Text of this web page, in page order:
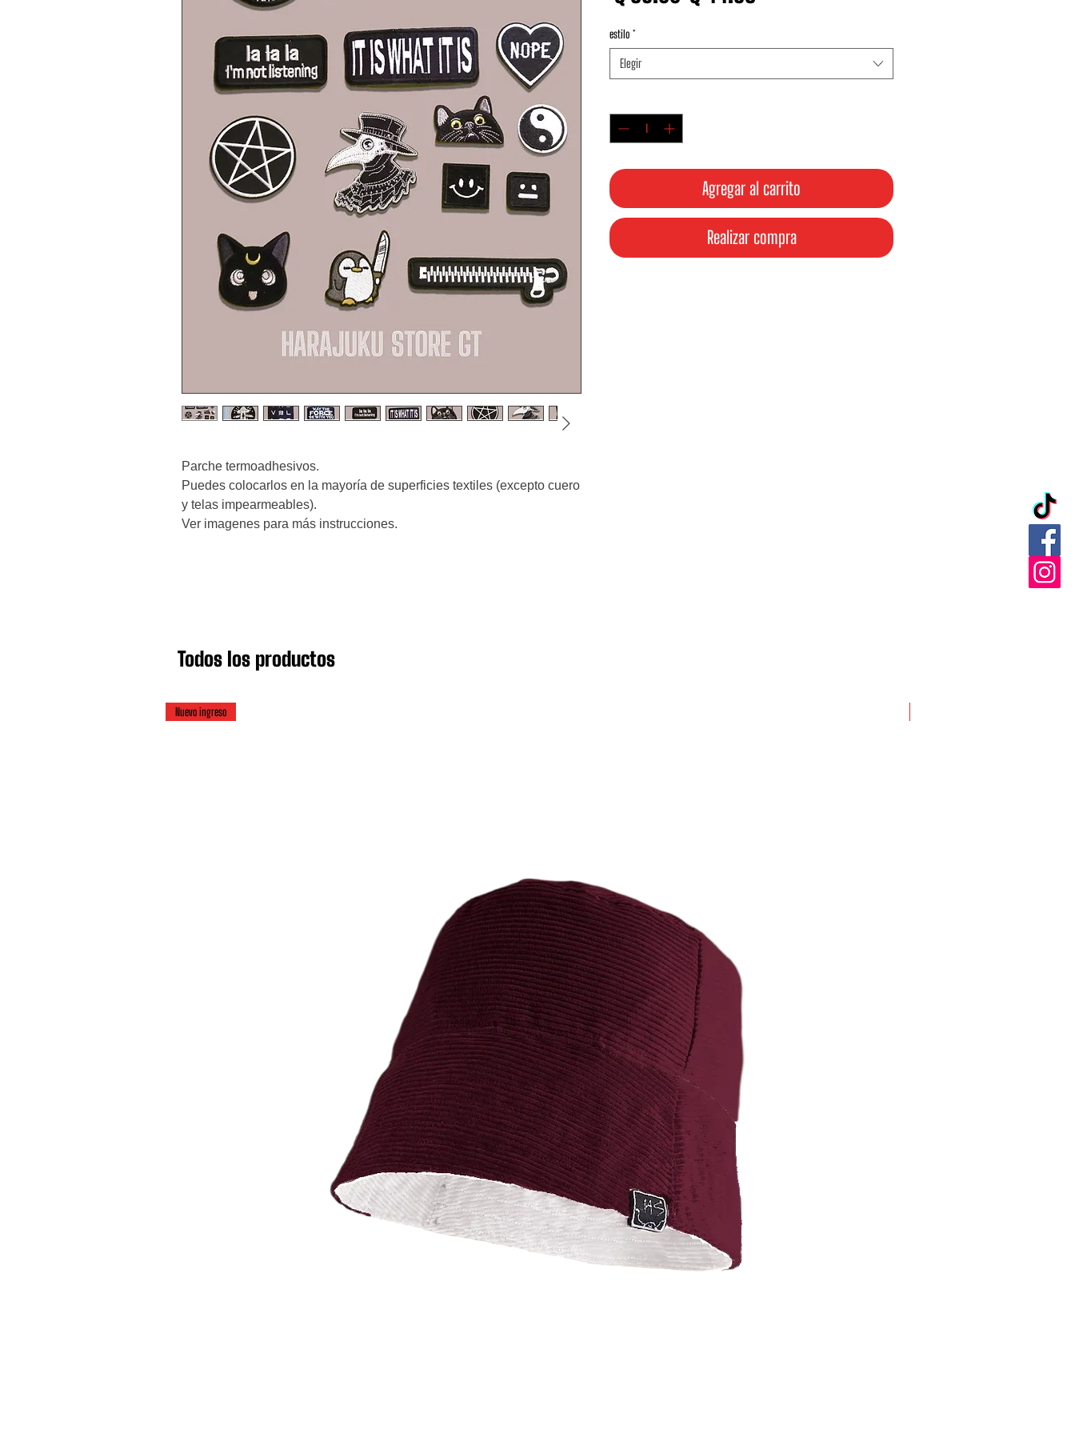
Parche termoadhesivos.
Puedes colocarlos en la mayoría de superficies textiles (excepto cuero
y telas impearmeables).
Ver imagenes para más instrucciones.
oferta
estilo *
Elegir
Agregar al carrito
Realizar compra
Todos los productos
Nuevo ingreso